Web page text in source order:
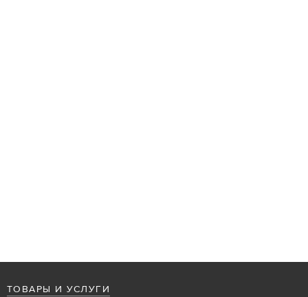
ТОВАРЫ И УСЛУГИ